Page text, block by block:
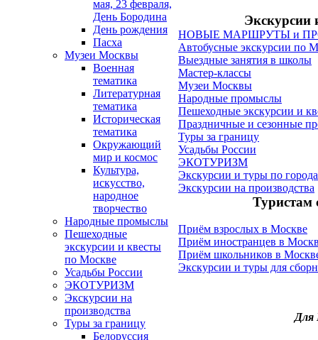
мая, 23 февраля,
День Бородина
День рождения
Пасха
Музеи Москвы
Военная
тематика
Литературная
тематика
Историческая
тематика
Окружающий
мир и космос
Культура,
искусство,
народное
творчество
Народные промыслы
Пешеходные
экскурсии и квесты
по Москве
Усадьбы России
ЭКОТУРИЗМ
Экскурсии на
производства
Туры за границу
Белоруссия
Экскурсии
НОВЫЕ МАРШРУТЫ и
Автобусные экскурсии по
Выездные занятия в школы
Мастер-классы
Музеи Москвы
Народные промыслы
Пешеходные экскурсии и
Праздничные и сезонные
Туры за границу
Усадьбы России
ЭКОТУРИЗМ
Экскурсии и туры по
Экскурсии на производства
Туристам
Приём взрослых в Москве
Приём иностранцев в
Приём школьников в
Экскурсии и туры для
Для